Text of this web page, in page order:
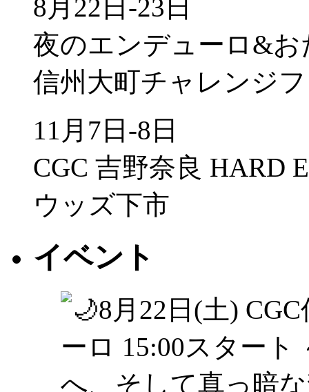
8月22日-23日
夜のエンデューロ&
信州大町チャレンジ
11月7日-8日
CGC 吉野奈良 HARD
ウッズ下市
イベント